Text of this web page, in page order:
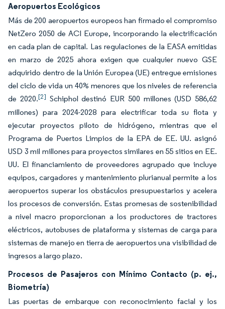
Aeropuertos Ecológicos
Más de 200 aeropuertos europeos han firmado el compromiso
NetZero 2050 de ACI Europe, incorporando la electrificación
en cada plan de capital. Las regulaciones de la EASA emitidas
en marzo de 2025 ahora exigen que cualquier nuevo GSE
adquirido dentro de la Unión Europea (UE) entregue emisiones
del ciclo de vida un 40% menores que los niveles de referencia
de 2020.[2] Schiphol destinó EUR 500 millones (USD 586,62
millones) para 2024-2028 para electrificar toda su flota y
ejecutar proyectos piloto de hidrógeno, mientras que el
Programa de Puertos Limpios de la EPA de EE. UU. asignó
USD 3 mil millones para proyectos similares en 55 sitios en EE.
UU. El financiamiento de proveedores agrupado que incluye
equipos, cargadores y mantenimiento plurianual permite a los
aeropuertos superar los obstáculos presupuestarios y acelera
los procesos de conversión. Estas promesas de sostenibilidad
a nivel macro proporcionan a los productores de tractores
eléctricos, autobuses de plataforma y sistemas de carga para
sistemas de manejo en tierra de aeropuertos una visibilidad de
ingresos a largo plazo.
Procesos de Pasajeros con Mínimo Contacto (p. ej.,
Biometría)
Las puertas de embarque con reconocimiento facial y los